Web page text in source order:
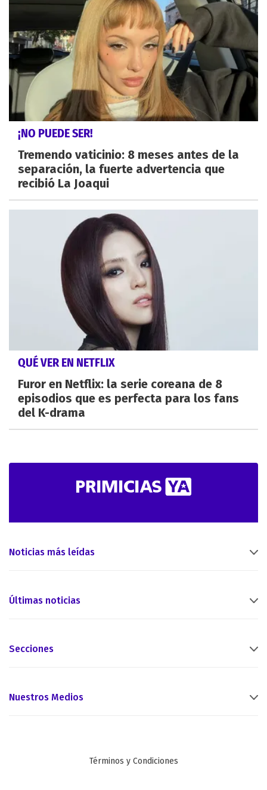
¡NO PUEDE SER!
Tremendo vaticinio: 8 meses antes de la
separación, la fuerte advertencia que
recibió La Joaqui
QUÉ VER EN NETFLIX
Furor en Netflix: la serie coreana de 8
episodios que es perfecta para los fans
del K-drama
Noticias más leídas
Últimas noticias
Secciones
Nuestros Medios
Términos y Condiciones